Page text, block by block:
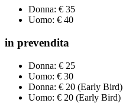
Donna: € 35
Uomo: € 40
in prevendita
Donna: € 25
Uomo: € 30
Donna: € 20 (Early Bird)
Uomo: € 20 (Early Bird)